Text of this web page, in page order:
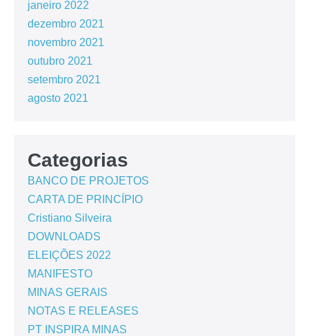
janeiro 2022
dezembro 2021
novembro 2021
outubro 2021
setembro 2021
agosto 2021
Categorias
BANCO DE PROJETOS
CARTA DE PRINCÍPIO
Cristiano Silveira
DOWNLOADS
ELEIÇÕES 2022
MANIFESTO
MINAS GERAIS
NOTAS E RELEASES
PT INSPIRA MINAS